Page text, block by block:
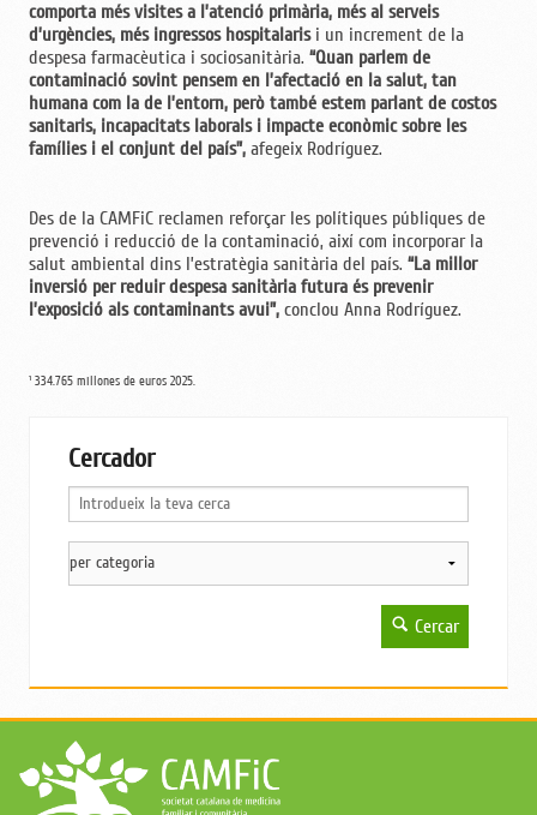
comporta més visites a l’atenció primària, més al serveis
d’urgències, més ingressos hospitalarisi un increment de la
despesa farmacèutica i sociosanitària. “Quan parlem de
contaminació sovint pensem en l’afectació en la salut, tan
humana com la de l’entorn, però també estem parlant de costos
sanitaris, incapacitats laborals i impacte econòmic sobre les
famílies i el conjunt del país”, afegeix Rodríguez.
Des de la CAMFiC reclamen reforçar les polítiques públiques de
prevenció i reducció de la contaminació, així com incorporar la
salut ambiental dins l’estratègia sanitària del país. “La millor
inversió per reduir despesa sanitària futura és prevenir
l’exposició als contaminants avui”, conclou Anna Rodríguez.
¹ 334.765 millones de euros 2025.
Cercador
Cercar